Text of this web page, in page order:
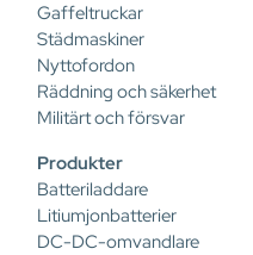
Gaffeltruckar
Städmaskiner
Nyttofordon
Räddning och säkerhet
Militärt och försvar
Produkter
Batteriladdare
Litiumjonbatterier
DC-DC-omvandlare